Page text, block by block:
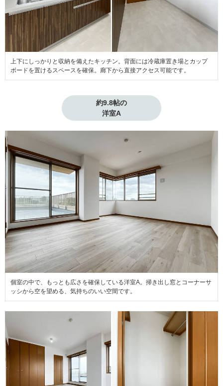
上下にしっかりと収納を備えたキッチン。背面には冷蔵庫置き場とカップ
ボードを置けるスペースを確保。廊下から直接アクセス可能です。
約9.8帖の
洋室A
個室の中で、もっとも広さを確保している洋室A。掃き出し窓とコーナーサ
ッシから空を望める、気持ちのいい空間です。